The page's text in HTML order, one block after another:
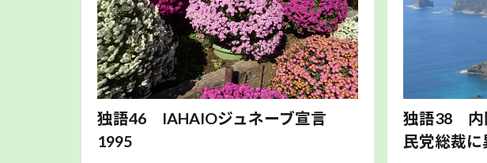
独語46 IAHAIOジュネーブ宣言
1995
独語38 内
民党総裁に